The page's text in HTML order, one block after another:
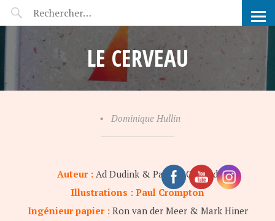
POP-UP FÉERIE
LE CERVEAU
• Dominique Hullin
Auteur : Ad Dudink & Pamela Clifford
Illustrations : Paul Crompton
Ingénieur papier : Ron van der Meer & Mark Hiner